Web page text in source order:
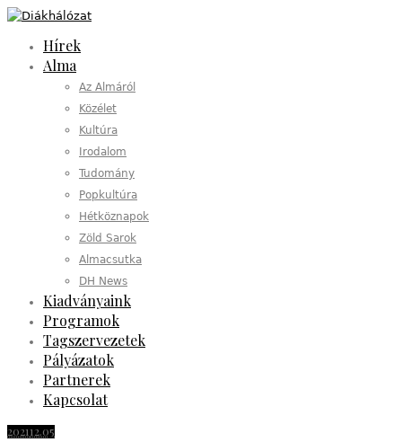
Hírek
Alma
Az Almáról
Közélet
Kultúra
Irodalom
Tudomány
Popkultúra
Hétköznapok
Zöld Sarok
Almacsutka
DH News
Kiadványaink
Programok
Tagszervezetek
Pályázatok
Partnerek
Kapcsolat
202112.05